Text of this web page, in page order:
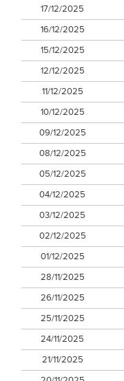
17/12/2025
16/12/2025
15/12/2025
12/12/2025
11/12/2025
10/12/2025
09/12/2025
08/12/2025
05/12/2025
04/12/2025
03/12/2025
02/12/2025
01/12/2025
28/11/2025
26/11/2025
25/11/2025
24/11/2025
21/11/2025